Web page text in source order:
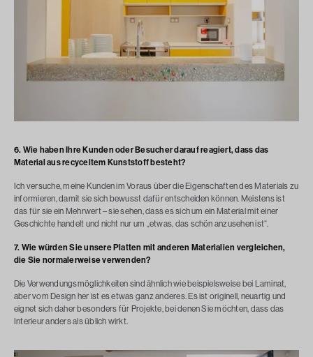
6. Wie haben Ihre Kunden oder Besucher darauf reagiert, dass das
Material aus recyceltem Kunststoff besteht?
Ich versuche, meine Kunden im Voraus über die Eigenschaften des Materials zu
informieren, damit sie sich bewusst dafür entscheiden können. Meistens ist
das für sie ein Mehrwert – sie sehen, dass es sich um ein Material mit einer
Geschichte handelt und nicht nur um „etwas, das schön anzusehen ist“.
7. Wie würden Sie unsere Platten mit anderen Materialien vergleichen,
die Sie normalerweise verwenden?
Die Verwendungsmöglichkeiten sind ähnlich wie beispielsweise bei Laminat,
aber vom Design her ist es etwas ganz anderes. Es ist originell, neuartig und
eignet sich daher besonders für Projekte, bei denen Sie möchten, dass das
Interieur anders als üblich wirkt.